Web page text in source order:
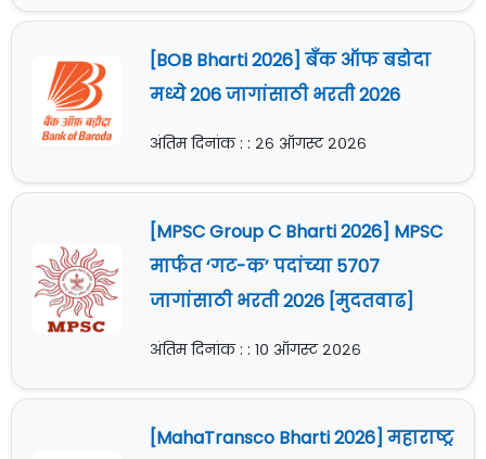
[BOB Bharti 2026] बँक ऑफ बडोदा
मध्ये 206 जागांसाठी भरती 2026
अंतिम दिनांक : : २६ ऑगस्ट २०२६
[MPSC Group C Bharti 2026] MPSC
मार्फत ‘गट-क’ पदांच्या 5707
जागांसाठी भरती 2026 [मुदतवाढ]
अंतिम दिनांक : : १० ऑगस्ट २०२६
[MahaTransco Bharti 2026] महाराष्ट्र